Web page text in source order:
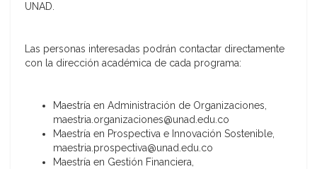
UNAD.
Las personas interesadas podrán contactar directamente
con la dirección académica de cada programa:
Maestría en Administración de Organizaciones,
maestria.organizaciones@unad.edu.co
Maestría en Prospectiva e Innovación Sostenible,
maestria.prospectiva@unad.edu.co
Maestría en Gestión Financiera,